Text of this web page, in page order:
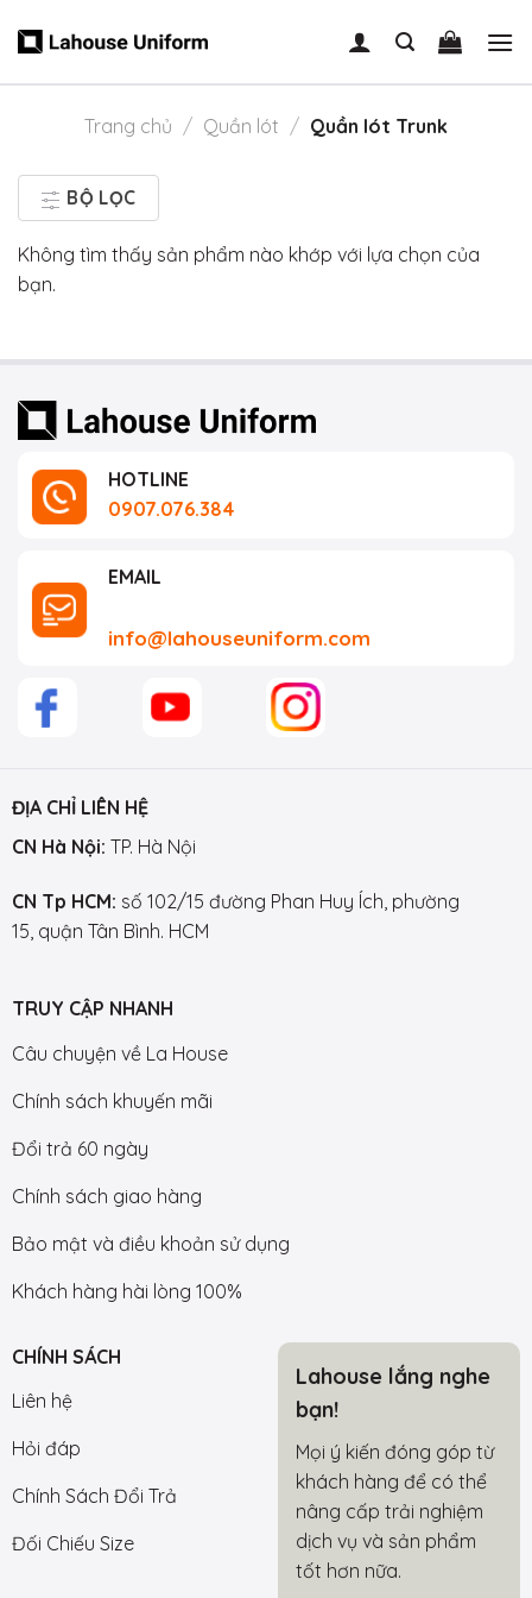
Trang chủ / Quần lót / Quần lót Trunk
BỘ LỌC
Không tìm thấy sản phẩm nào khớp với lựa chọn của
bạn.
HOTLINE
0907.076.384
EMAIL
info@lahouseuniform.com
ĐỊA CHỈ LIÊN HỆ
CN Hà Nội: TP. Hà Nội
CN Tp HCM: số 102/15 đường Phan Huy Ích, phường
15, quận Tân Bình. HCM
TRUY CẬP NHANH
Câu chuyện về La House
Chính sách khuyến mãi
Đổi trả 60 ngày
Chính sách giao hàng
Bảo mật và điều khoản sử dụng
Khách hàng hài lòng 100%
CHÍNH SÁCH
Liên hệ
Hỏi đáp
Chính Sách Đổi Trả
Đối Chiếu Size
Lahouse lắng nghe
bạn!
Mọi ý kiến đóng góp từ
khách hàng để có thể
nâng cấp trải nghiệm
dịch vụ và sản phẩm
tốt hơn nữa.